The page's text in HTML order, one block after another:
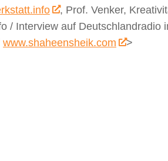
, Prof. Venker,
/ Interview auf Deutschlandradio
www.shaheensheik.com >